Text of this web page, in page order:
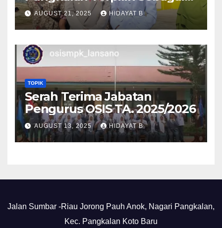
Anggota Paskibra Tingkat
Kabupaten Lima Puluh Kota
AUGUST 21, 2025 HIDAYAT B
TOPIK
Serah Terima Jabatan
Pengurus OSIS TA. 2025/2026
AUGUST 13, 2025 HIDAYAT B
Jalan Sumbar -Riau Jorong Pauh Anok, Nagari Pangkalan,
Kec. Pangkalan Koto Baru